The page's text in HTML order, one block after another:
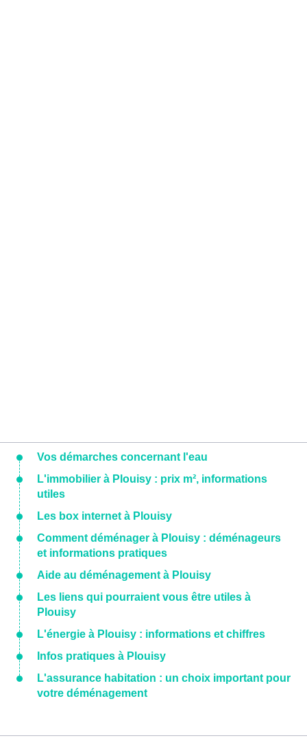
Vos démarches concernant l'eau
L'immobilier à Plouisy : prix m², informations
utiles
Les box internet à Plouisy
Comment déménager à Plouisy : déménageurs
et informations pratiques
Aide au déménagement à Plouisy
Les liens qui pourraient vous être utiles à
Plouisy
L'énergie à Plouisy : informations et chiffres
Infos pratiques à Plouisy
L'assurance habitation : un choix important pour
votre déménagement